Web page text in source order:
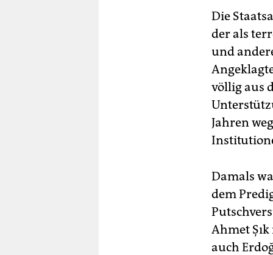
Die
der als
und
völlig aus
Jahren
Damals
dem
Ahmet
auch